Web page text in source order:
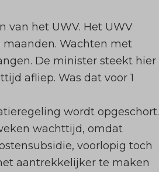
van het UWV. Het UWV
maanden. Wachten met
De minister steekt hier
afliep. Was dat voor 1
wordt opgeschort.
wachttijd, omdat
voorlopig toch
aantrekkelijker te maken